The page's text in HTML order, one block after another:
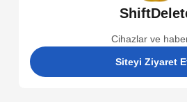
Cihazlar ve
Siteyi Ziyaret